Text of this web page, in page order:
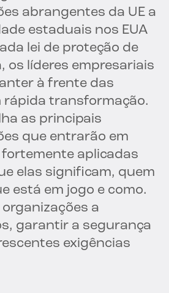
abrangentes da UE a
estaduais nos EUA
lei de proteção de
os líderes empresariais
à frente das
rápida transformação.
as principais
que entrarão em
aplicadas
elas significam, quem
está em jogo e como.
a
garantir a segurança
exigências